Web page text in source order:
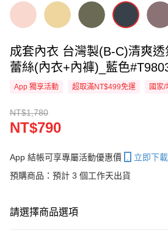
成套內衣 台灣製(B-C)清爽
蕾絲(內衣+內褲)_藍色
App 獨享活動 超取滿NT$499免運 國家/
NT$1,780
NT$790
App 結帳可享專屬活動優惠價
立即下載
預購商品：預計 3 個工作天出貨
請選擇商品選項